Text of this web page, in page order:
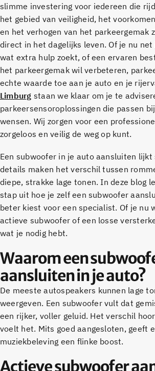
slimme investering voor iedereen die
het gebied van veiligheid, het
en het verhogen van het parkeergemak
direct in het dagelijks leven. Of je nu
wat extra hulp zoekt, of een ervaren
het parkeergemak wil verbeteren,
echte waarde toe aan je auto en je
Limburg staan we klaar om je te
parkeersensoroplossingen die passen
wensen. Wij zorgen voor een
zorgeloos en veilig de weg op kunt.
Een subwoofer in je auto aansluiten lijkt
details maken het verschil tussen
diepe, strakke lage tonen. In deze blog
stap uit hoe je zelf een subwoofer
beter kiest voor een specialist. Of je nu
actieve subwoofer of een losse
wat je nodig hebt.
Waarom een
aansluiten in je auto?
De meeste autospeakers kunnen lage
weergeven. Een subwoofer vult dat
een rijker, voller geluid. Het verschil
voelt het. Mits goed aangesloten, geeft
muziekbeleving een flinke boost.
Actieve subwoofer